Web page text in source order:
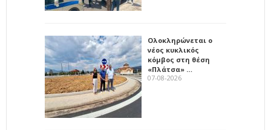
Ολοκληρώνεται ο
νέος κυκλικός
κόμβος στη θέση
«Πλάτσα» …
07-08-2026